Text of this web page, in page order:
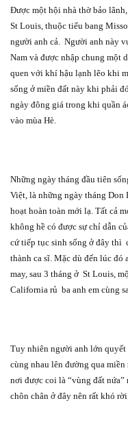
Được một hội nhà thờ bảo
St Louis, thuộc tiểu bang
người anh cả. Người anh này
Nam và được nhập chung một
quen với khí hậu lạnh lẽo khi
sống ở miền đất này khi phải
ngày đông giá trong khi quần
vào mùa Hè.
Những ngày tháng đầu tiên
Việt, là những ngày tháng Don
hoạt hoàn toàn mới lạ. Tất cả
không hề có được sự chỉ dẫn
cứ tiếp tục sinh sống ở đây thì
thành ca sĩ. Mặc dù đến lúc
may, sau 3 tháng ở St Louis,
California rủ ba anh em cùng
Tuy nhiên người anh lớn
cùng nhau lên đường qua
nơi được coi là “vùng đất nứa”
chôn chân ở đây nên rất khó